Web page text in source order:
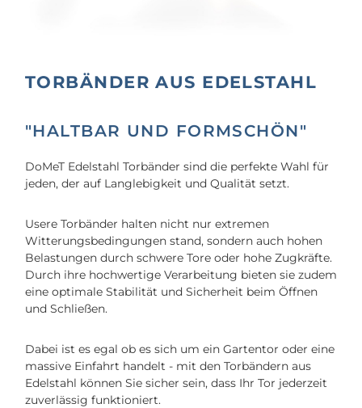
TORBÄNDER AUS EDELSTAHL
"HALTBAR UND FORMSCHÖN"
DoMeT Edelstahl Torbänder sind die perfekte Wahl für
jeden, der auf Langlebigkeit und Qualität setzt.
Usere Torbänder halten nicht nur extremen
Witterungsbedingungen stand, sondern auch hohen
Belastungen durch schwere Tore oder hohe Zugkräfte.
Durch ihre hochwertige Verarbeitung bieten sie zudem
eine optimale Stabilität und Sicherheit beim Öffnen
und Schließen.
Dabei ist es egal ob es sich um ein Gartentor oder eine
massive Einfahrt handelt - mit den Torbändern aus
Edelstahl können Sie sicher sein, dass Ihr Tor jederzeit
zuverlässig funktioniert.